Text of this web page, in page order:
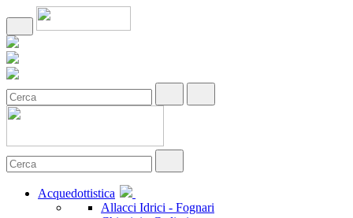
Acquedottistica
Allacci Idrici - Fognari